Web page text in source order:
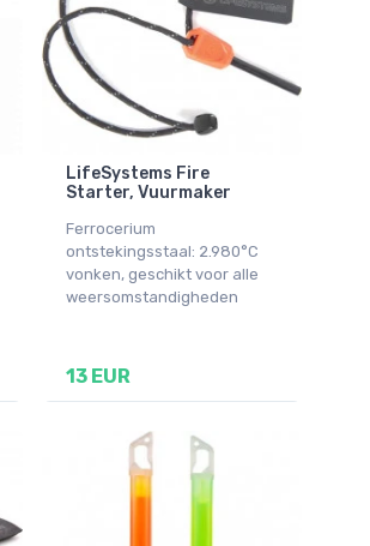
LifeSystems Fire
Starter, Vuurmaker
Ferrocerium
ontstekingsstaal: 2.980°C
vonken, geschikt voor alle
weersomstandigheden
13 EUR